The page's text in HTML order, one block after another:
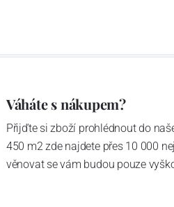
Váháte s nákupem?
Přijďte si zboží prohlédnout do
450 m2 zde najdete přes 10 000
věnovat se vám budou pouze